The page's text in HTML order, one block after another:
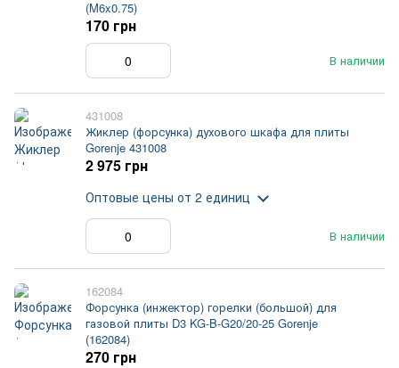
(M6x0.75)
В наличии
170 грн
431008
Жиклер (форсунка) духового шкафа для плиты
Gorenje 431008
В наличии
2 975 грн
Оптовые цены от 2 единиц
162084
Форсунка (инжектор) горелки (большой) для
газовой плиты D3 KG-B-G20/20-25 Gorenje
(162084)
270 грн